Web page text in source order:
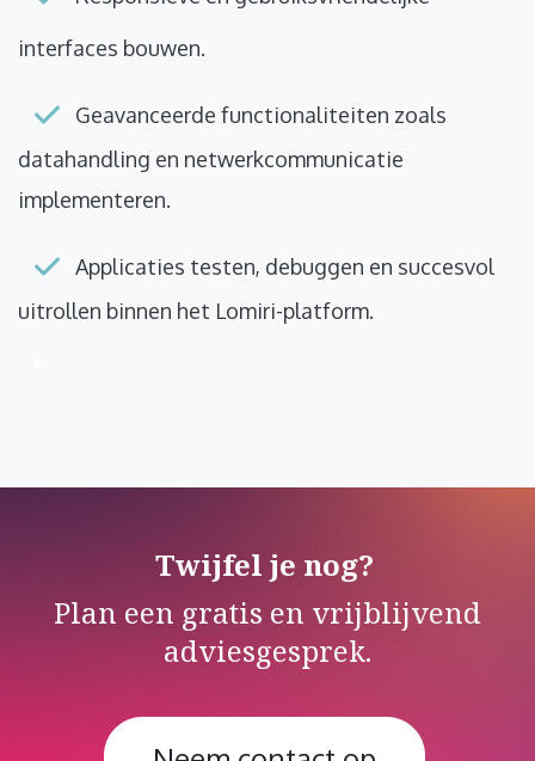
interfaces bouwen.
Geavanceerde functionaliteiten zoals
datahandling en netwerkcommunicatie ​
implementeren.
Applicaties testen, debuggen en succesvol
uitrollen binnen het Lomiri-platform.
Twijfel je nog?
Plan een gratis en vrijblijvend
adviesgesprek.